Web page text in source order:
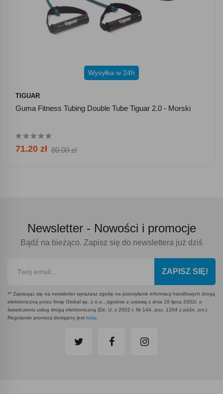
Wysyłka w 24h
TIGUAR
Guma Fitness Tubing Double Tube Tiguar 2.0 - Morski
71.20 zł 80.00 zł
Newsletter - Nowości i promocje
Bądź na bieżąco. Zapisz się do newslettera już dziś
ZAPISZ SIĘ!
** Zapisując się na newsletter wyrażasz zgodę na przesyłanie informacji handlowych drogą
elektroniczną przez firmę Global sp. z o.o., zgodnie z ustawą z dnia 18 lipca 2002r. o
świadczeniu usług drogą elektroniczną (Dz. U. z 2002 r. Nr 144, poz. 1204 z późn. zm.)
Regulamin promocji dostępny jest tutaj